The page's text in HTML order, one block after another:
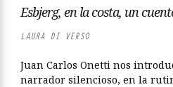
Esbjerg, en la costa, un
LAURA DI VERSO
Juan Carlos Onetti nos
narrador silencioso, en la